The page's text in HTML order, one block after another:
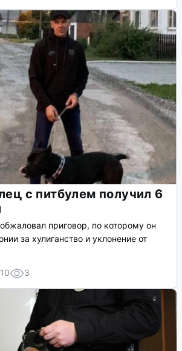
с питбулем получил 6
приговор, по которому он
за хулиганство и уклонение от
3